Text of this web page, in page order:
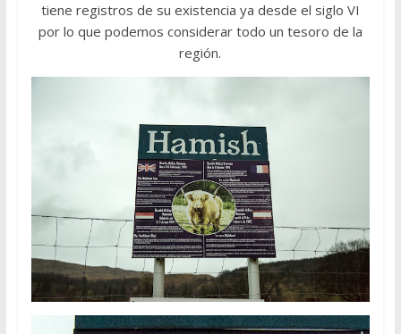
tiene registros de su existencia ya desde el siglo VI
por lo que podemos considerar todo un tesoro de la
región.